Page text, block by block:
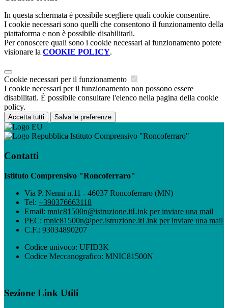
In questa schermata è possibile scegliere quali cookie consentire.
I cookie necessari sono quelli che consentono il funzionamento della
piattaforma e non è possibile disabilitarli.
Per conoscere quali sono i cookie necessari al funzionamento potete
visionare la COOKIE POLICY.
Cookie necessari per il funzionamento
I cookie necessari per il funzionamento non possono essere
disabilitati. È possibile consultare l'elenco nella pagina della cookie
policy.
Accetta tutti Salva le preferenze
Istituto Comprensivo "Roncoferraro"
Contatti
Istituto Comprensivo "Roncoferraro"
Via P. Nenni n.11 - 46037 Roncoferraro (MN)
Tel: +390376663118
Email: mnic81500n@istruzione.itLink per inviare una mail
PEC: mnic81500n@pec.istruzione.itLink per inviare una mail
C.F.: 93034890207
Codice univoco: UFID3K
Codice Meccanografico: MNIC81500N
Sezione Link Utili